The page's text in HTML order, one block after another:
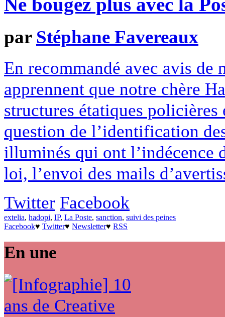
Ne bougez plus avec la
par Stéphane Favereaux
En recommandé avec avis de
apprennent que notre chère
structures étatiques
question de l’identification
illuminés qui ont l’indécence
loi, l’envoi des mails
Twitter Facebook
extelia, hadopi, IP, La Poste, sanction, suivi des peines
Facebook♥ Twitter♥ Newsletter♥ RSS
En une